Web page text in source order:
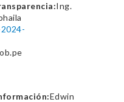
Ing.
2024-
Edwin